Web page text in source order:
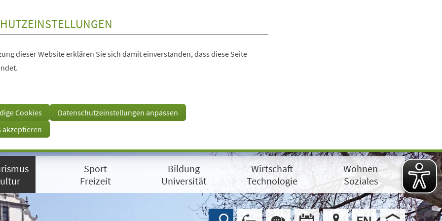
dieser Website erklären Sie sich damit einverstanden, dass diese Seite
Cookies
Datenschutzeinstellungen anpassen
akzeptieren
Sport
Freizeit
Bildung
Universität
Wirtschaft
Technologie
Wohnen
Soziales